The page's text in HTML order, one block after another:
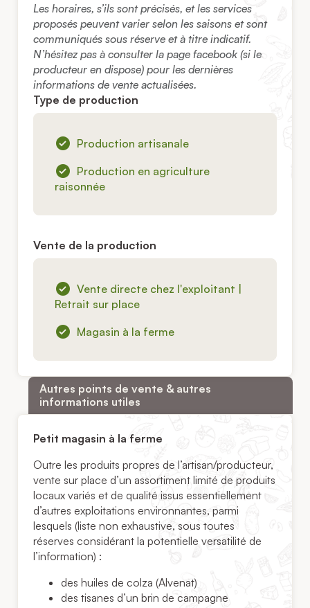
Les horaires, s’ils sont précisés, et les services
proposés peuvent varier selon les saisons et sont
communiqués sous réserve et à titre indicatif.
N’hésitez pas à consulter la page facebook (si le
producteur en dispose) pour les dernières
informations de vente actualisées.
Type de production
Production artisanale
Production en agriculture
raisonnée
Vente de la production
Vente directe chez l'exploitant |
Retrait sur place
Magasin à la ferme
Autres points de vente & autres
informations utiles
Petit magasin à la ferme
Outre les produits propres de l’artisan/producteur,
vente sur place d’un assortiment limité de produits
locaux variés et de qualité issus essentiellement
d’autres exploitations environnantes, parmi
lesquels (liste non exhaustive, sous toutes
réserves considérant la potentielle versatilité de
l’information) :
des huiles de colza (Alvenat)
des tisanes d’un brin de campagne